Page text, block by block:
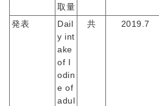
取量
発表
Dail
y int
ake
of I
odin
e of
adul
共 2019.7